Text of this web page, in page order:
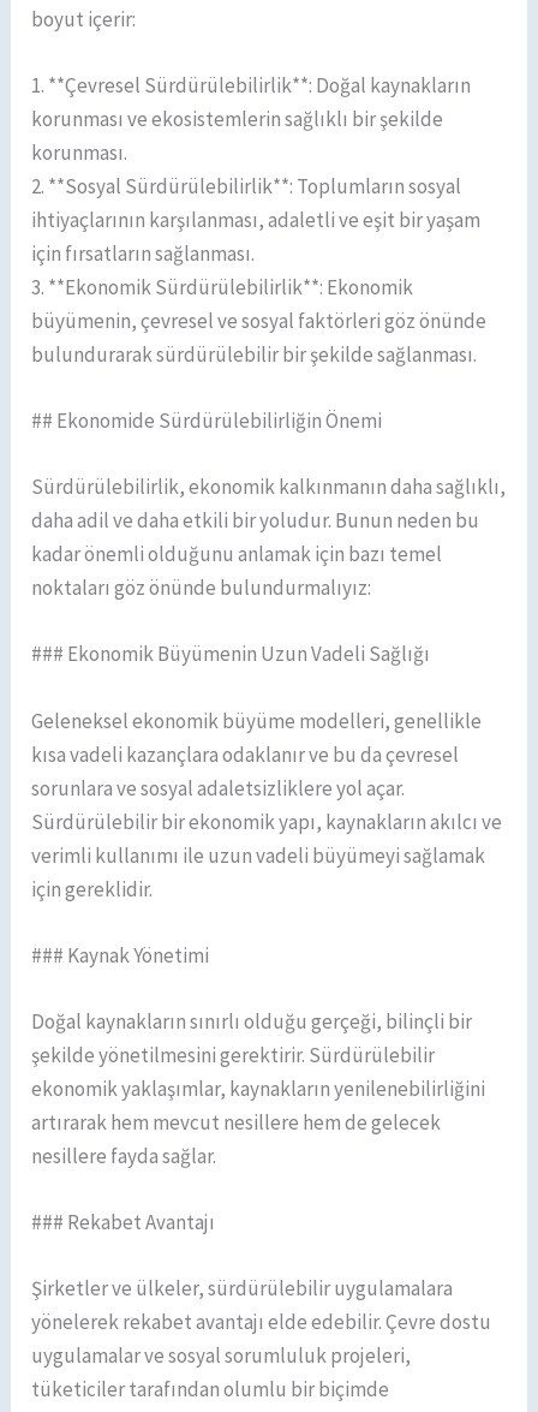
boyut içerir:
1. **Çevresel Sürdürülebilirlik**: Doğal kaynakların
korunması ve ekosistemlerin sağlıklı bir şekilde
korunması.
2. **Sosyal Sürdürülebilirlik**: Toplumların sosyal
ihtiyaçlarının karşılanması, adaletli ve eşit bir yaşam
için fırsatların sağlanması.
3. **Ekonomik Sürdürülebilirlik**: Ekonomik
büyümenin, çevresel ve sosyal faktörleri göz önünde
bulundurarak sürdürülebilir bir şekilde sağlanması.
## Ekonomide Sürdürülebilirliğin Önemi
Sürdürülebilirlik, ekonomik kalkınmanın daha sağlıklı,
daha adil ve daha etkili bir yoludur. Bunun neden bu
kadar önemli olduğunu anlamak için bazı temel
noktaları göz önünde bulundurmalıyız:
### Ekonomik Büyümenin Uzun Vadeli Sağlığı
Geleneksel ekonomik büyüme modelleri, genellikle
kısa vadeli kazançlara odaklanır ve bu da çevresel
sorunlara ve sosyal adaletsizliklere yol açar.
Sürdürülebilir bir ekonomik yapı, kaynakların akılcı ve
verimli kullanımı ile uzun vadeli büyümeyi sağlamak
için gereklidir.
### Kaynak Yönetimi
Doğal kaynakların sınırlı olduğu gerçeği, bilinçli bir
şekilde yönetilmesini gerektirir. Sürdürülebilir
ekonomik yaklaşımlar, kaynakların yenilenebilirliğini
artırarak hem mevcut nesillere hem de gelecek
nesillere fayda sağlar.
### Rekabet Avantajı
Şirketler ve ülkeler, sürdürülebilir uygulamalara
yönelerek rekabet avantajı elde edebilir. Çevre dostu
uygulamalar ve sosyal sorumluluk projeleri,
tüketiciler tarafından olumlu bir biçimde